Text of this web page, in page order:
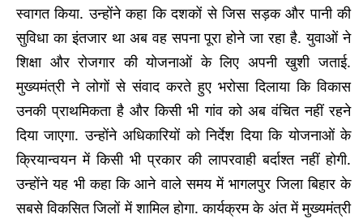
स्वागत किया. उन्होंने कहा कि दशकों से जिस सड़क और पानी की
सुविधा का इंतजार था अब वह सपना पूरा होने जा रहा है. युवाओं ने
शिक्षा और रोजगार की योजनाओं के लिए अपनी खुशी जताई.
मुख्यमंत्री ने लोगों से संवाद करते हुए भरोसा दिलाया कि विकास
उनकी प्राथमिकता है और किसी भी गांव को अब वंचित नहीं रहने
दिया जाएगा. उन्होंने अधिकारियों को निर्देश दिया कि योजनाओं के
क्रियान्वयन में किसी भी प्रकार की लापरवाही बर्दाश्त नहीं होगी.
उन्होंने यह भी कहा कि आने वाले समय में भागलपुर जिला बिहार के
सबसे विकसित जिलों में शामिल होगा. कार्यक्रम के अंत में मुख्यमंत्री